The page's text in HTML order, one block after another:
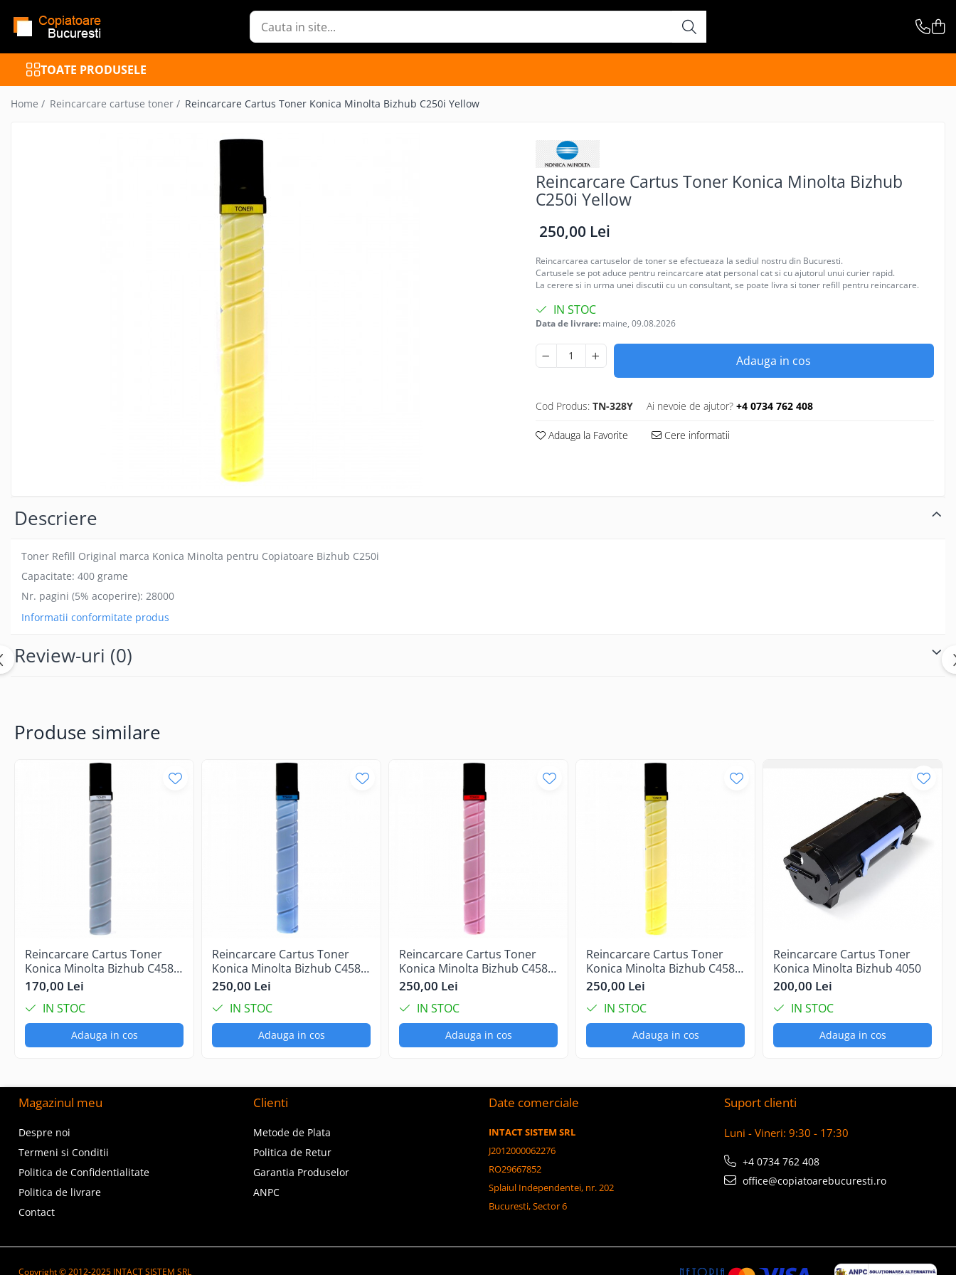
Inchiriere Copiatoare
TOATE PRODUSELE
Home / Reincarcare cartuse toner / Reincarcare Cartus Toner Konica Minolta Bizhub C250i Yellow
Reincarcare Cartus Toner Konica Minolta Bizhub
C250i Yellow
250,00 Lei
Reincarcarea cartuselor de toner se efectueaza la sediul nostru din Bucuresti.
Cartusele se pot aduce pentru reincarcare atat personal cat si cu ajutorul unui curier rapid.
La cerere si in urma unei discutii cu un consultant, se poate livra si toner refill pentru reincarcare.
IN STOC
Data de livrare:maine, 09.08.2026
Adauga in cos
Cod Produs: TN-328Y Ai nevoie de ajutor? +4 0734 762 408
Adauga la Favorite Cere informatii
Descriere
Toner Refill Original marca Konica Minolta pentru Copiatoare Bizhub C250i
Capacitate: 400 grame
Nr. pagini (5% acoperire): 28000
Informatii conformitate produs
Review-uri (0)
Produse similare
Reincarcare Cartus Toner
Konica Minolta Bizhub C458
Black
170,00 Lei
IN STOC
Adauga in cos
Reincarcare Cartus Toner
Konica Minolta Bizhub C458
Cyan
250,00 Lei
IN STOC
Adauga in cos
Reincarcare Cartus Toner
Konica Minolta Bizhub C458
Magenta
250,00 Lei
IN STOC
Adauga in cos
Reincarcare Cartus Toner
Konica Minolta Bizhub C458
Yellow
250,00 Lei
IN STOC
Adauga in cos
Reincarcare Cartus Toner
Konica Minolta Bizhub 4050
200,00 Lei
IN STOC
Adauga in cos
Magazinul meu
Despre noi
Termeni si Conditii
Politica de Confidentialitate
Politica de livrare
Contact
Clienti
Metode de Plata
Politica de Retur
Garantia Produselor
ANPC
Date comerciale
INTACT SISTEM SRL
J2012000062276
RO29667852
Splaiul Independentei, nr. 202
Bucuresti, Sector 6
Suport clienti
Luni - Vineri: 9:30 - 17:30
+4 0734 762 408
office@copiatoarebucuresti.ro
Copyright © 2012-2025 INTACT SISTEM SRL